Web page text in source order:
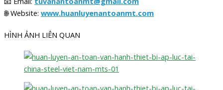
🌐 Website: www.huanluyenantoanmt.com
HÌNH ẢNH LIÊN QUAN